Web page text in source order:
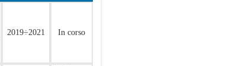
2019÷2021 In corso